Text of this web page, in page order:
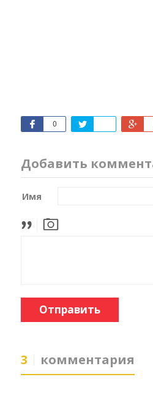
0
Добавить
Имя
Отправить
3 комментария